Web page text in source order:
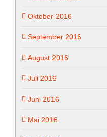
Oktober 2016
September 2016
August 2016
Juli 2016
Juni 2016
Mai 2016